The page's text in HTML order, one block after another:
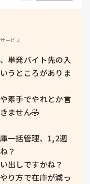
ービス
単発バイト先の入
うところがありま
素手でやれとか言
ません🤣
一括管理、1,2週
？
出しですかね？
り方で在庫が減っ